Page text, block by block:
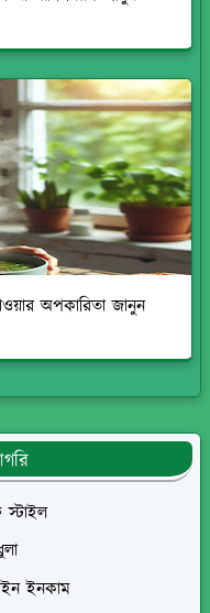
অপকারিতা জানুন
ইনকাম